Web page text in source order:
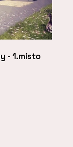
- 1.místo